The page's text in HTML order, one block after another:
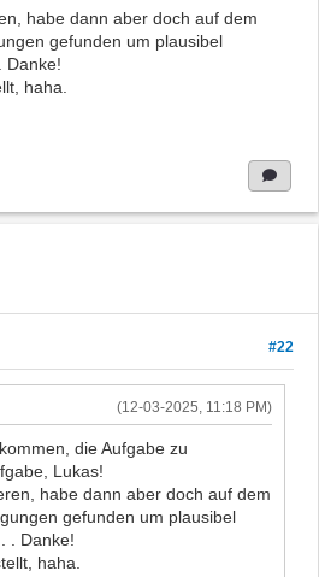
habe dann aber doch auf dem
gefunden um plausibel
Danke!
haha.
#22
(12-03-2025, 11:18 PM)
die Aufgabe zu
Lukas!
habe dann aber doch auf dem
gefunden um plausibel
. Danke!
haha.